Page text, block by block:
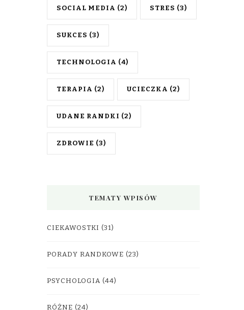
SOCIAL MEDIA (2) STRES (3)
SUKCES (3)
TECHNOLOGIA (4)
TERAPIA (2) UCIECZKA (2)
UDANE RANDKI (2)
ZDROWIE (3)
TEMATY WPISÓW
CIEKAWOSTKI (31)
PORADY RANDKOWE (23)
PSYCHOLOGIA (44)
RÓŻNE (24)